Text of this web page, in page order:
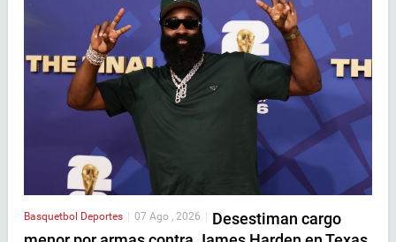
Basquetbol Deportes 07 Ago , 2026
Desestiman cargo